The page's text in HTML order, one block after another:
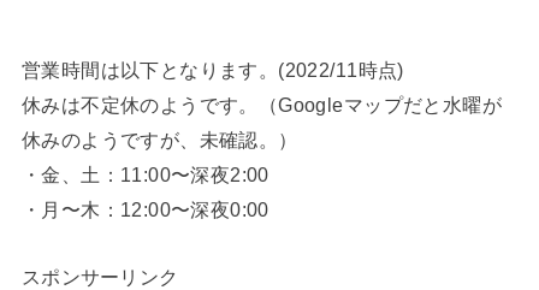
営業時間は以下となります。(2022/11時点)
休みは不定休のようです。（Googleマップだと水曜が
休みのようですが、未確認。）
・金、土：11:00〜深夜2:00
・月〜木：12:00〜深夜0:00
スポンサーリンク